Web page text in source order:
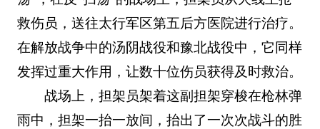
救伤员，送往太行军区第五后方医院进行治疗。
在解放战争中的汤阴战役和豫北战役中，它同样
发挥过重大作用，让数十位伤员获得及时救治。
战场上，担架员架着这副担架穿梭在枪林弹
雨中，担架一抬一放间，抬出了一次次战斗的胜